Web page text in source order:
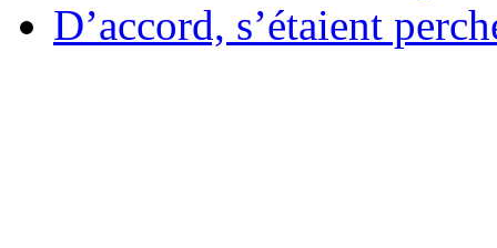
D’accord, s’étaient